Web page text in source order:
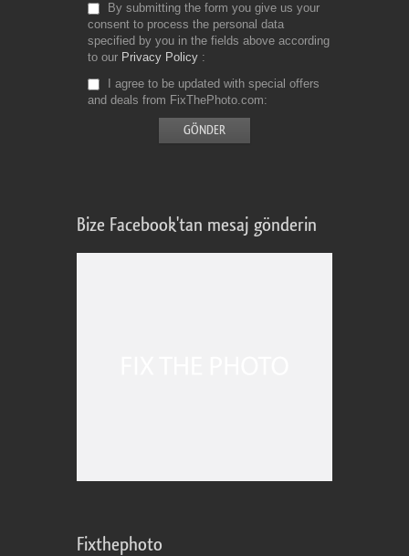
By submitting the form you give us your
consent to process the personal data
specified by you in the fields above according
to our Privacy Policy
I agree to be updated with special offers
and deals from FixThePhoto.com
Bize Facebook'tan mesaj gönderin
Fixthephoto